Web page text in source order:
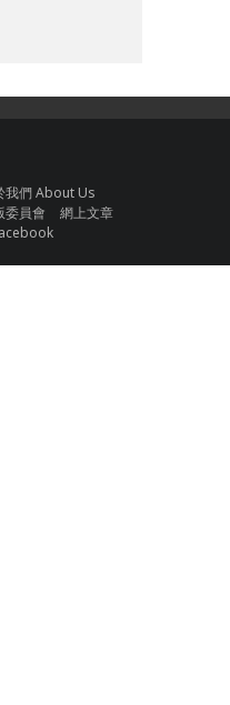
我們 About Us
委員會
網上文章